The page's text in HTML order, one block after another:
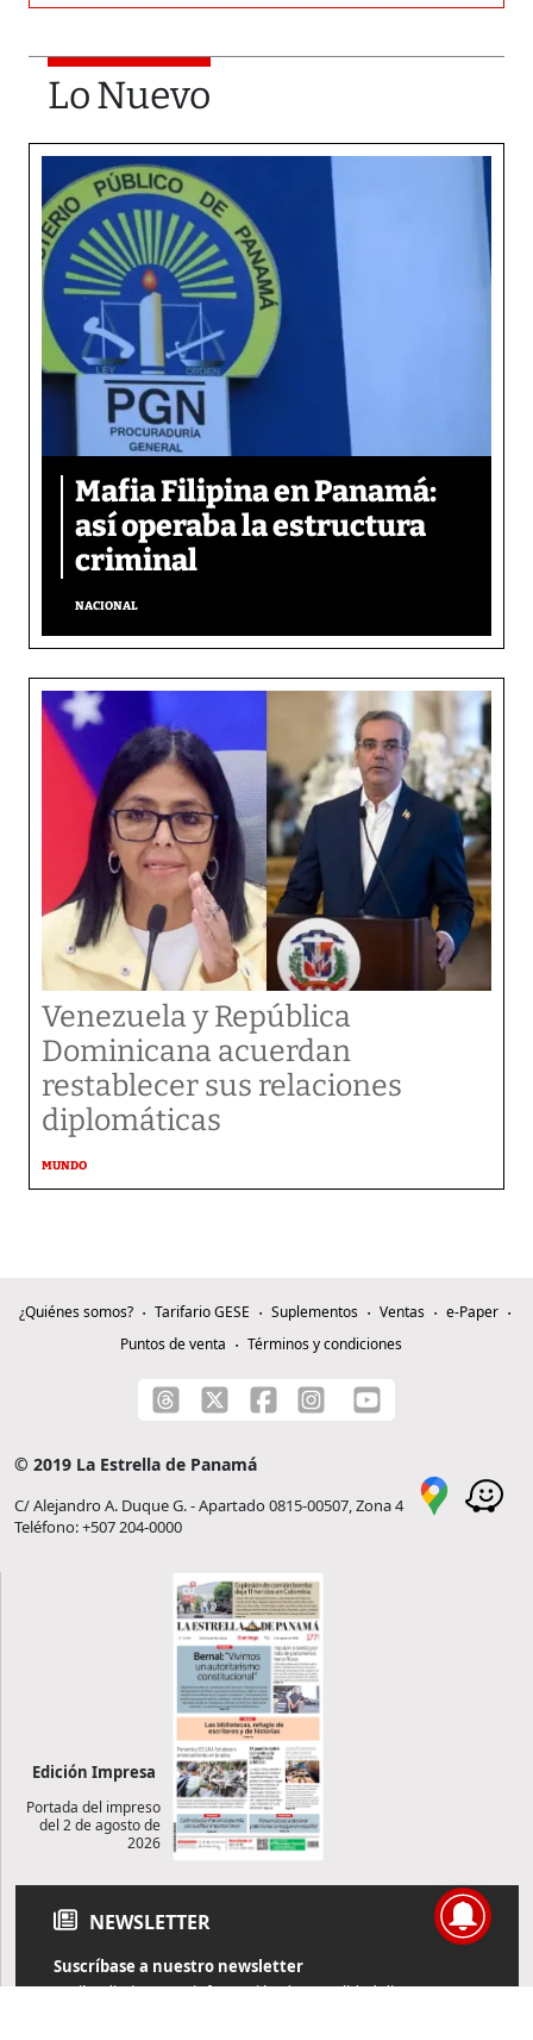
Lo Nuevo
Mafia Filipina en Panamá:
así operaba la estructura
criminal
NACIONAL
Venezuela y República
Dominicana acuerdan
restablecer sus relaciones
diplomáticas
MUNDO
¿Quiénes somos? Tarifario GESE Suplementos Ventas
e-Paper
Puntos de venta
Términos y condiciones
© 2019 La Estrella de Panamá
C/ Alejandro A. Duque G. - Apartado 0815-00507, Zona 4
Teléfono: +507 204-0000
Edición Impresa
Portada del impreso
del 2 de agosto de
2026
NEWSLETTER
Suscríbase a nuestro newsletter
Reciba diariamente información de actualidad directamente en